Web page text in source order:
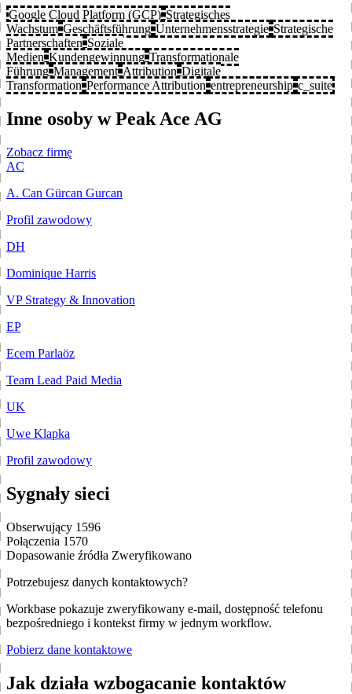
Google Cloud Platform (GCP) Strategisches
Wachstum Geschäftsführung Unternehmensstrategie Strategische
Partnerschaften Soziale
Medien Kundengewinnung Transformationale
Führung Management Attribution Digitale
Transformation Performance Attribution entrepreneurship c_suite
Inne osoby w Peak Ace AG
Zobacz firmę
AC
A. Can Gürcan Gurcan
Profil zawodowy
DH
Dominique Harris
VP Strategy & Innovation
EP
Ecem Parlaöz
Team Lead Paid Media
UK
Uwe Klapka
Profil zawodowy
Sygnały sieci
Obserwujący 1596
Połączenia 1570
Dopasowanie źródła Zweryfikowano
Potrzebujesz danych kontaktowych?
Workbase pokazuje zweryfikowany e-mail, dostępność telefonu
bezpośredniego i kontekst firmy w jednym workflow.
Pobierz dane kontaktowe
Jak działa wzbogacanie kontaktów